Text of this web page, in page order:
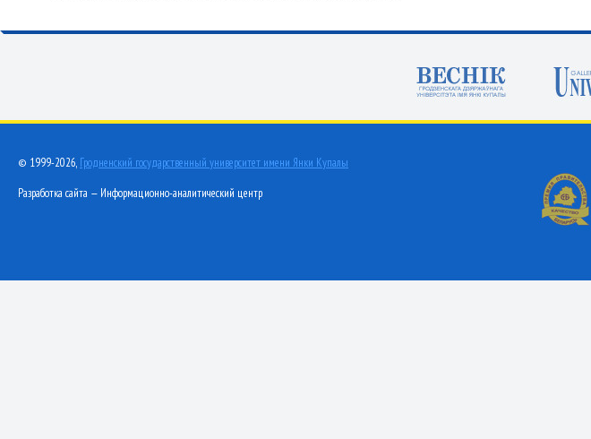
© 1999-2026, Гродненский государственный университет имени Янки Купалы
Разработка сайта — Информационно-аналитический центр